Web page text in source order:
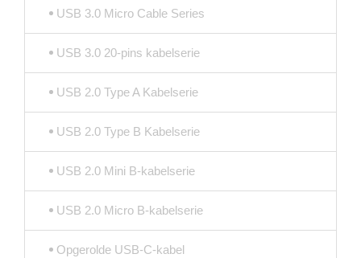
USB 3.0 Micro Cable Series
USB 3.0 20-pins kabelserie
USB 2.0 Type A Kabelserie
USB 2.0 Type B Kabelserie
USB 2.0 Mini B-kabelserie
USB 2.0 Micro B-kabelserie
Opgerolde USB-C-kabel